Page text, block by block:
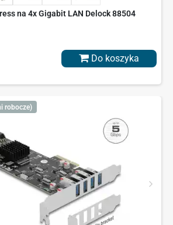
na 4x Gigabit LAN Delock 88504
Do koszyka
robocze)